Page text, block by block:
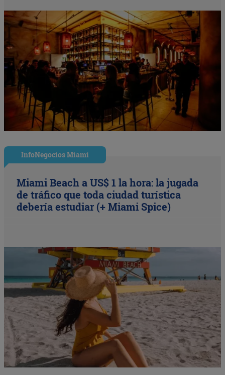
InfoNegocios Miami
Miami Beach a US$ 1 la hora: la jugada
de tráfico que toda ciudad turística
debería estudiar (+ Miami Spice)